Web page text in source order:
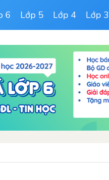
6 Lớp 5 Lớp 4 Lớp 3